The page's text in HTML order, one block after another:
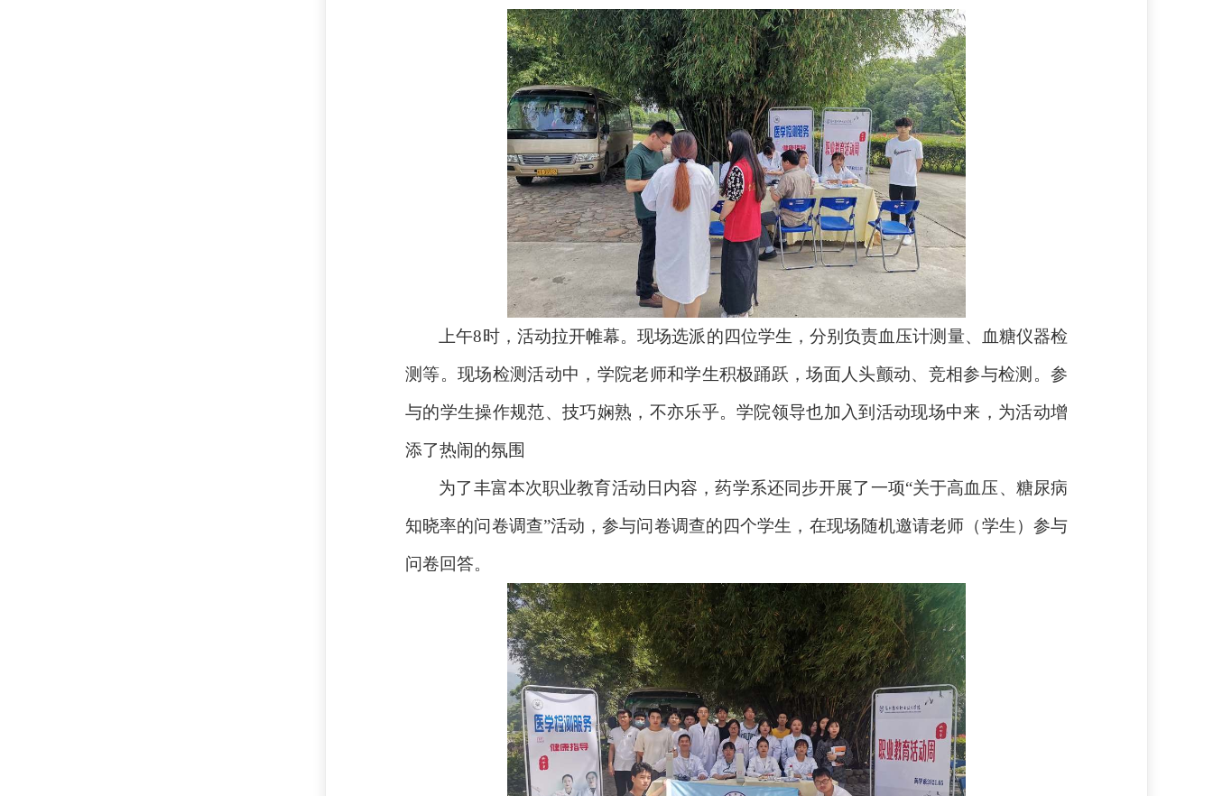
上午8 时，活动拉开帷幕。现场选派的四位学生，分别负责血压计测量、血糖仪器检
测等。现场检测活动中，学院老师和学生积极踊跃，场面人头颤动、竞相参与检测。参
与的学生操作规范、技巧娴熟，不亦乐乎。学院领导也加入到活动现场中来，为活动增
添了热闹的氛围
为了丰富本次职业教育活动日内容，药学系还同步开展了一项“关于高血压、糖尿病
知晓率的问卷调查”活动，参与问卷调查的四个学生，在现场随机邀请老师（学生）参与
问卷回答。